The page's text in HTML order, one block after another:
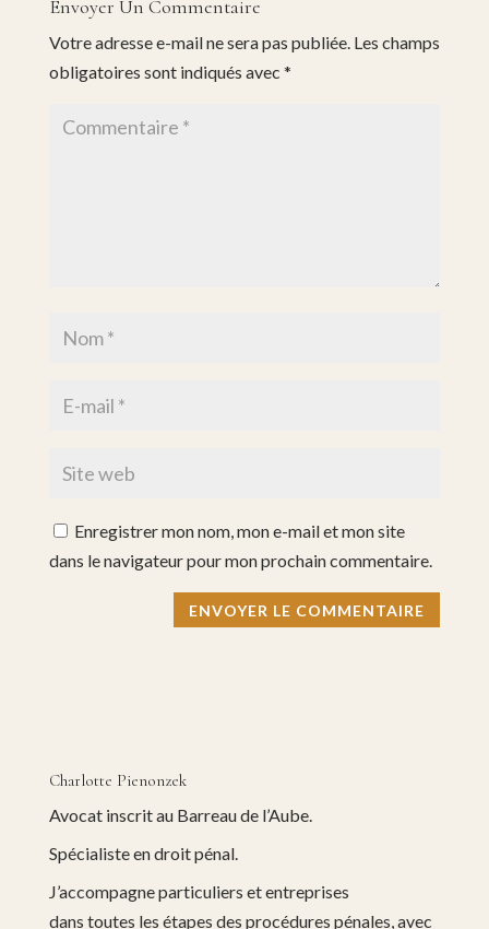
Envoyer Un Commentaire
Votre adresse e-mail ne sera pas publiée. Les champs
obligatoires sont indiqués avec *
Enregistrer mon nom, mon e-mail et mon site
dans le navigateur pour mon prochain commentaire.
Charlotte Pienonzek
Avocat inscrit au Barreau de l’Aube.
Spécialiste en droit pénal.
J’accompagne particuliers et entreprises
dans toutes les étapes des procédures pénales, avec